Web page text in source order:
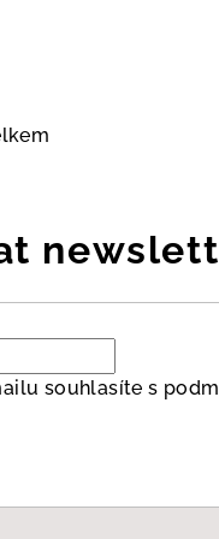
souhlasíte s